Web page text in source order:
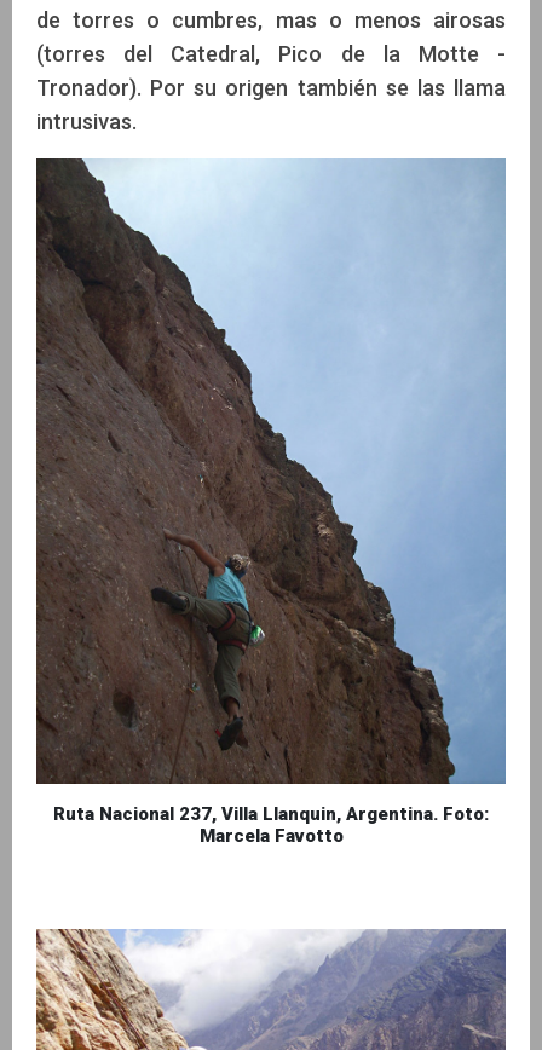
de torres o cumbres, mas o menos airosas
(torres del Catedral, Pico de la Motte -
Tronador). Por su origen también se las llama
intrusivas.
Ruta Nacional 237, Villa Llanquin, Argentina. Foto:
Marcela Favotto